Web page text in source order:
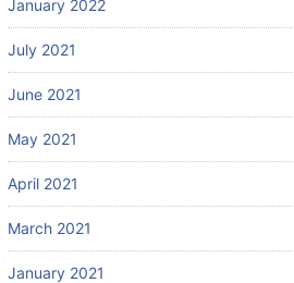
January 2022
July 2021
June 2021
May 2021
April 2021
March 2021
January 2021